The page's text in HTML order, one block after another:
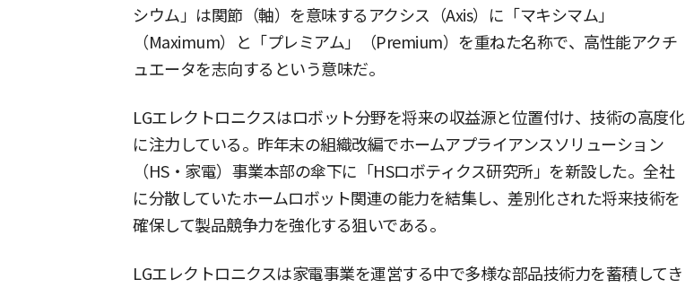
シウム」は関節（軸）を意味するアクシス（Axis）に「マキシマム」
（Maximum）と「プレミアム」（Premium）を重ねた名称で、高性能アクチ
ュエータを志向するという意味だ。
LGエレクトロニクスはロボット分野を将来の収益源と位置付け、技術の高度化
に注力している。昨年末の組織改編でホームアプライアンスソリューション
（HS・家電）事業本部の傘下に「HSロボティクス研究所」を新設した。全社
に分散していたホームロボット関連の能力を結集し、差別化された将来技術を
確保して製品競争力を強化する狙いである。
LGエレクトロニクスは家電事業を運営する中で多様な部品技術力を蓄積してき